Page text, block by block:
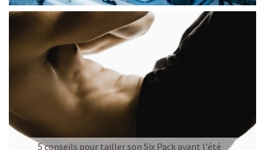
5 conseils pour tailler son Six Pack avant l'été